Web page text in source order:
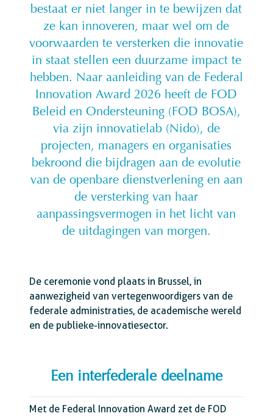
bestaat er niet langer in te bewijzen dat
ze kan innoveren, maar wel om de
voorwaarden te versterken die innovatie
in staat stellen een duurzame impact te
hebben. Naar aanleiding van de Federal
Innovation Award 2026 heeft de FOD
Beleid en Ondersteuning (FOD BOSA),
via zijn innovatielab (Nido), de
projecten, managers en organisaties
bekroond die bijdragen aan de evolutie
van de openbare dienstverlening en aan
de versterking van haar
aanpassingsvermogen in het licht van
de uitdagingen van morgen.
De ceremonie vond plaats in Brussel, in
aanwezigheid van vertegenwoordigers van de
federale administraties, de academische wereld
en de publieke-innovatiesector.
Een interfederale deelname
Met de Federal Innovation Award zet de FOD